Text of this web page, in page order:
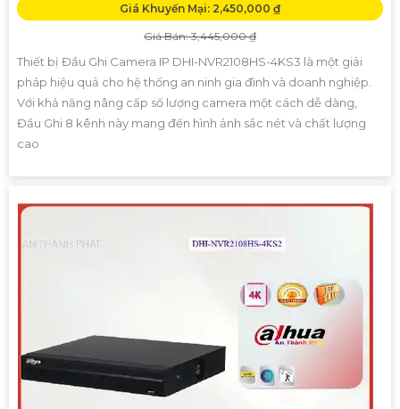
Giá Khuyến Mại: 2,450,000 ₫
Giá Bán: 3,445,000 ₫
Thiết bị Đầu Ghi Camera IP DHI-NVR2108HS-4KS3 là một giải
pháp hiệu quả cho hệ thống an ninh gia đình và doanh nghiệp.
Với khả năng nâng cấp số lượng camera một cách dễ dàng,
Đầu Ghi 8 kênh này mang đến hình ảnh sắc nét và chất lượng
cao